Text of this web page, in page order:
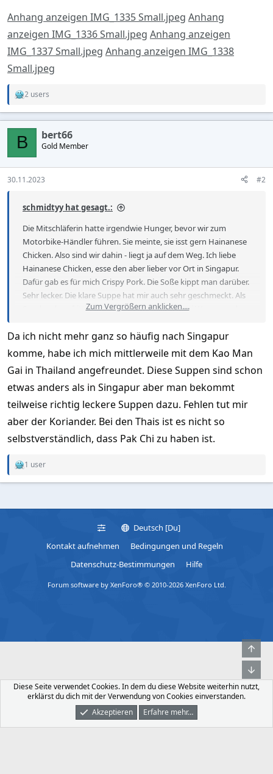
Anhang anzeigen IMG_1335 Small.jpeg Anhang
anzeigen IMG_1336 Small.jpeg Anhang anzeigen
IMG_1337 Small.jpeg Anhang anzeigen IMG_1338
Small.jpeg
R
a
c
o
n
s
:
2 users
B bert66
Gold Member
30.11.2023 #2
schmidtyy hat gesagt.:
Die Mitschläferin hatte irgendwie Hunger, bevor wir zum
Motorbike-Händler führen. Sie meinte, sie isst gern Hainanese
Chicken. Also sind wir dahin - liegt ja auf dem Weg. Ich liebe
Hainanese Chicken, esse den aber lieber vor Ort in Singapur.
Dafür gab es für mich Crispy Pork. Die Soße kippt man darüber.
Sehr lecker. Die klare Suppe hat mir auch sehr geschmeckt. Als
Snack gab es frittierte Cocos-Bananen. Mit zwei Wasser und
Auf den Fotos kommt die Portion klein rüber, aber mit der
Suppe und Kompott war das mehr als genug.
กินดี ข้าวมันไก่สูตรไหหลำ/KINDEE Hainanese Chicken Rice
Thepprasit Rd, Muang Pattaya, Bang Lamung District, Chon
Buri 20150
Google Maps
Find local businesses, view maps and get driving directions in
maps.app.goo.gl
Anhang anzeigen IMG_1338 Small.jpeg
Zum Vergrößern anklicken....
Da ich nicht mehr ganz so häufig nach Singapur
komme, habe ich mich mittlerweile mit dem Kao Man
Gai in Thailand angefreundet. Diese Suppen sind schon
etwas anders als in Singapur aber man bekommt
teilweise richtig leckere Suppen dazu. Fehlen tut mir
aber der Koriander. Bei den Thais ist es nicht so
selbstverständlich, dass Pak Chi zu haben ist.
R
t
1 user
Deutsch [Du]
Kontakt aufnehmen
Bedingungen und Regeln
Datenschutz-Bestimmungen
Hilfe
Forum software by XenForo® © 2010-2026 XenForo Ltd.
Was Ist Neu Dunkler Modus Anmelden
Diese Seite verwendet Cookies. In dem du diese Website weiterhin nutzt,
erklärst du dich mit der Verwendung von Cookies einverstanden.
Akzeptieren
Erfahre mehr…